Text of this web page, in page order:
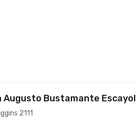
Augusto Bustamante Escayol
2111